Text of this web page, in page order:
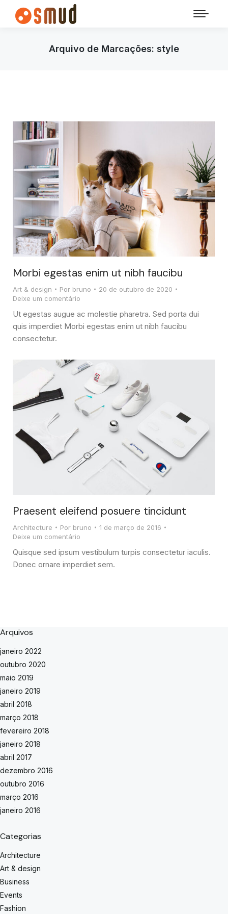
Arquivo de Marcações: style
Morbi egestas enim ut nibh faucibu
Art & design Por bruno
20 de outubro de 2020
Deixe um comentário
Ut egestas augue ac molestie pharetra. Sed porta dui
quis imperdiet Morbi egestas enim ut nibh faucibu
consectetur.
Praesent eleifend posuere tincidunt
Architecture Por bruno
1 de março de 2016
Deixe um comentário
Quisque sed ipsum vestibulum turpis consectetur iaculis.
Donec ornare imperdiet sem.
Arquivos
janeiro 2022
outubro 2020
maio 2019
janeiro 2019
abril 2018
março 2018
fevereiro 2018
janeiro 2018
abril 2017
dezembro 2016
outubro 2016
março 2016
janeiro 2016
Categorias
Architecture
Art & design
Business
Events
Fashion